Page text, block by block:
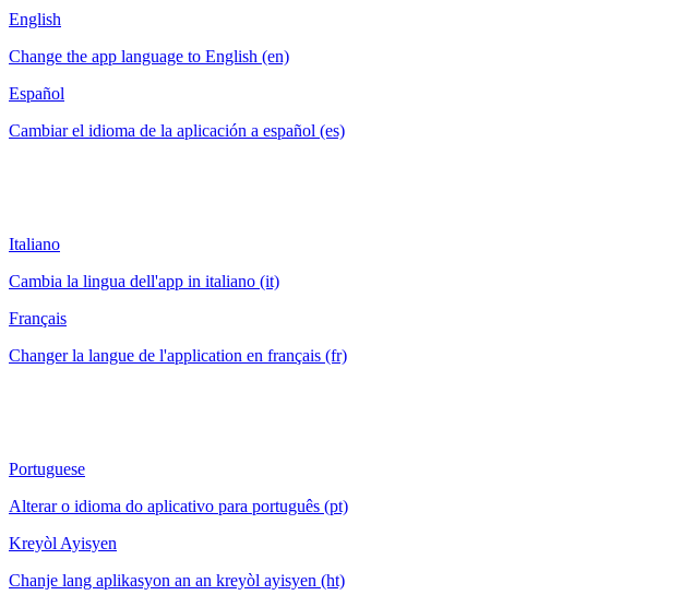
English
Change the app language to English (en)
Español
Cambiar el idioma de la aplicación a español (es)
Italiano
Cambia la lingua dell'app in italiano (it)
Français
Changer la langue de l'application en français (fr)
Portuguese
Alterar o idioma do aplicativo para português (pt)
Kreyòl Ayisyen
Chanje lang aplikasyon an an kreyòl ayisyen (ht)